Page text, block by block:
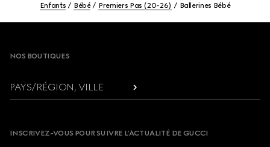
Enfants Bébé Premiers Pas (20-26) Ballerines Bébé
NOS BOUTIQUES
PAYS/RÉGION, VILLE
INSCRIVEZ-VOUS POUR SUIVRE L’ACTUALITÉ DE GUCCI